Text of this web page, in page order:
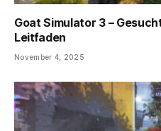
Goat Simulator 3 –
Leitfaden
November 4, 2025